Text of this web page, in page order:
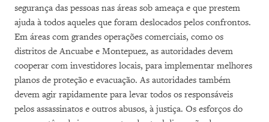
segurança das pessoas nas áreas sob ameaça e que prestem
ajuda à todos aqueles que foram deslocados pelos confrontos.
Em áreas com grandes operações comerciais, como os
distritos de Ancuabe e Montepuez, as autoridades devem
cooperar com investidores locais, para implementar melhores
planos de proteção e evacuação. As autoridades também
devem agir rapidamente para levar todos os responsáveis
pelos assassinatos e outros abusos, à justiça. Os esforços do